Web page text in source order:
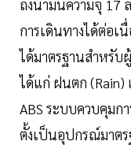
ถังน้ำมันความจุ 17
การเดินทางได้ต่อเ
ได้มาตรฐานสำหรับ
ได้แก่ ฝนตก (Rain)
ABS ระบบควบคุมก
ตั้งเป็นอุปกรณ์มาตร